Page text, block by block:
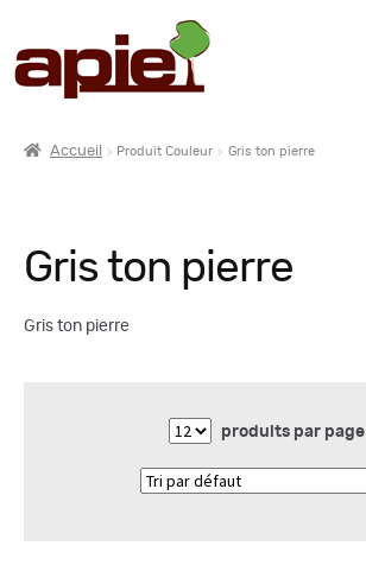
Accueil Produit Couleur Gris ton pierre
Gris ton pierre
Gris ton pierre
produits par page